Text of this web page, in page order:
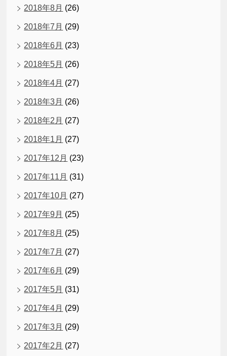
2018年8月 (26)
2018年7月 (29)
2018年6月 (23)
2018年5月 (26)
2018年4月 (27)
2018年3月 (26)
2018年2月 (27)
2018年1月 (27)
2017年12月 (23)
2017年11月 (31)
2017年10月 (27)
2017年9月 (25)
2017年8月 (25)
2017年7月 (27)
2017年6月 (29)
2017年5月 (31)
2017年4月 (29)
2017年3月 (29)
2017年2月 (27)